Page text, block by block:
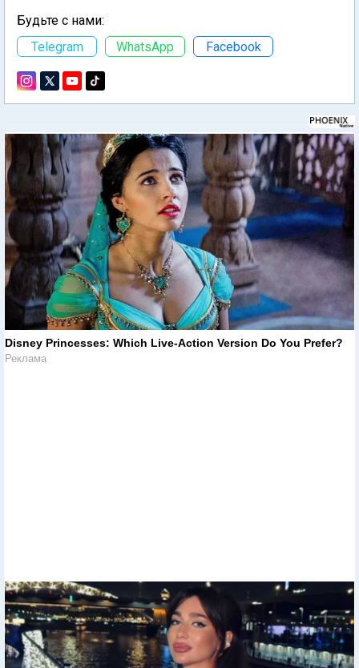
Будьте с нами:
Telegram
WhatsApp Facebook
Disney Princesses: Which Live-Action Version Do You Prefer?
Реклама